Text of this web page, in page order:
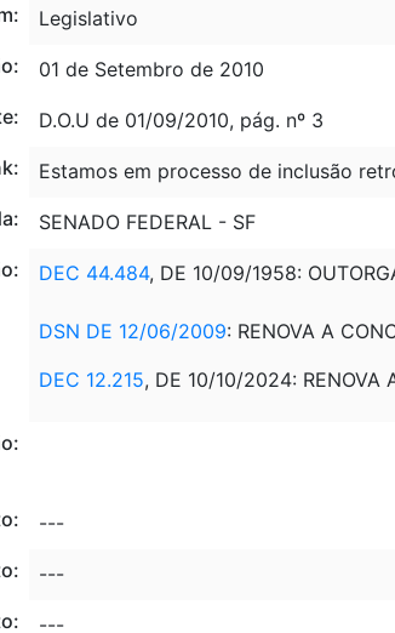
Legislativo
01 de Setembro de 2010
D.O.U de 01/09/2010, pág. nº 3
Estamos em processo de inclusão
SENADO FEDERAL - SF
DEC 44.484, DE 10/09/1958:
DSN DE 12/06/2009: RENOVA A
DEC 12.215, DE 10/10/2024: RENOVA
---
---
---